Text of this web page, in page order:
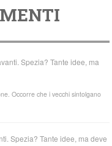
Spezia? Tante idee, ma
Occorre che i vecchi sintolgano
Spezia? Tante idee, ma deve